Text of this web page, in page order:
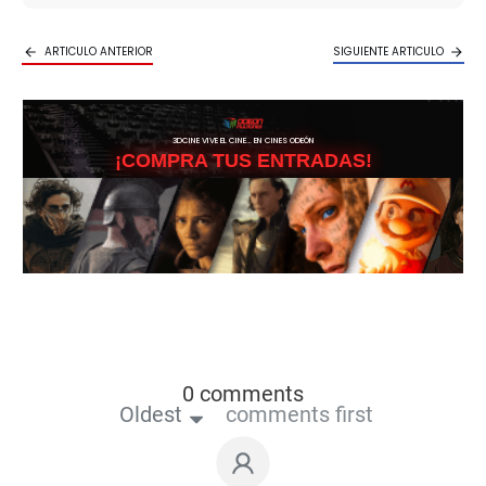
ARTICULO ANTERIOR SIGUIENTE ARTICULO
3DCINE VIVE EL CINE… EN CINES ODEÓN
¡COMPRA TUS ENTRADAS!
0 comments
Oldest comments first